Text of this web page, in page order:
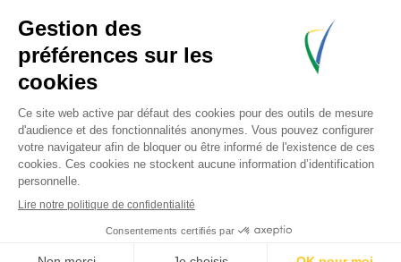
Newsletter
Inscrivez-vous àla lettre d’information
l’Agence du tourisme de la Corse.